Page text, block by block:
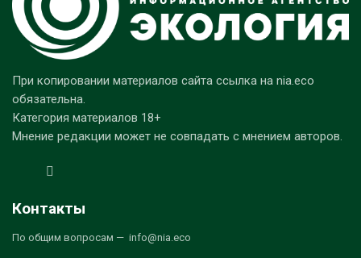
При копировании материалов сайта ссылка на nia.eco
обязательна.
Категория материалов 18+
Мнение редакции может не совпадать с мнением авторов.
Контакты
По общим вопросам — info@nia.eco